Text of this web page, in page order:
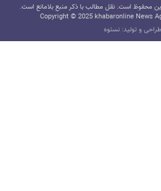
محفوظ است. نقل مطالب با ذکر منبع بلامانع است.
Copyright © 2025 khabaronline News
طراحی و تولید: نستوه